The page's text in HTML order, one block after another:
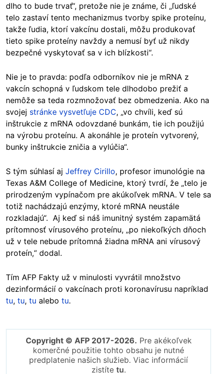
dlho to bude trvať“, pretože nie je známe, či „ľudské
telo zastaví tento mechanizmus tvorby spike proteínu,
takže ľudia, ktorí vakcínu dostali, môžu produkovať
tieto spike proteíny navždy a nemusí byť už nikdy
bezpečné vyskytovať sa v ich blízkosti“.
Nie je to pravda: podľa odborníkov nie je mRNA z
vakcín schopná v ľudskom tele dlhodobo prežiť a
nemôže sa teda rozmnožovať bez obmedzenia. Ako na
svojej stránke vysvetľuje CDC, „vo chvíli, keď sú
inštrukcie z mRNA odovzdané bunkám, tie ich použijú
na výrobu proteínu. A akonáhle je proteín vytvorený,
bunky inštrukcie zničia a vylúčia“.
S tým súhlasí aj Jeffrey Cirillo, profesor imunológie na
Texas A&M College of Medicine, ktorý tvrdí, že „telo je
prirodzeným vypínačom pre akúkoľvek mRNA. V tele sa
totiž nachádzajú enzýmy, ktoré mRNA neustále
rozkladajú“. Aj keď si náš imunitný systém zapamätá
prítomnosť vírusového proteínu, „po niekoľkých dňoch
už v tele nebude prítomná žiadna mRNA ani vírusový
proteín,“ dodal.
Tím AFP Fakty už v minulosti vyvrátil množstvo
dezinformácií o vakcínach proti koronavírusu napríklad
tu, tu, tu alebo tu.
Copyright © AFP 2017-2026. Pre akékoľvek
komerčné použitie tohto obsahu je nutné
predplatenie našich služieb. Viac informácií
zistíte tu.